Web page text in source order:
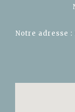
Notre adresse